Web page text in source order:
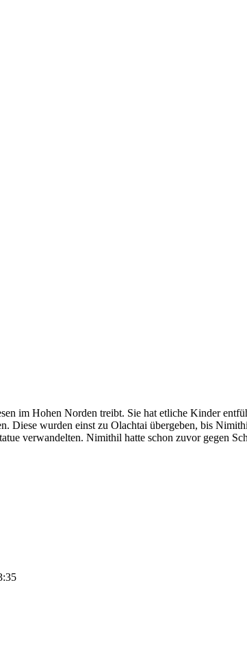
im Hohen Norden treibt. Sie hat etliche Kinder
Diese wurden einst zu Olachtai übergeben, bis
verwandelten. Nimithil hatte schon zuvor gegen